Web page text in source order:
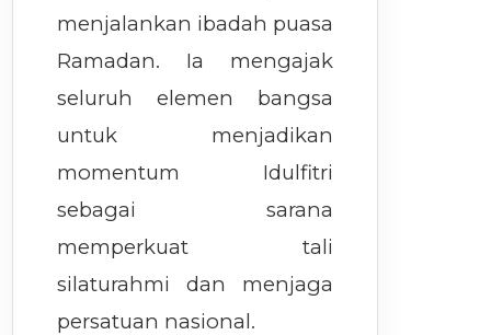
menjalankan ibadah puasa
Ramadan. Ia mengajak
seluruh elemen bangsa
untuk menjadikan
momentum Idulfitri
sebagai sarana
memperkuat tali
silaturahmi dan menjaga
persatuan nasional.